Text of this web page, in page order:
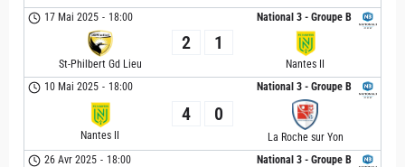
National 3 - Groupe B
17 Mai 2025 - 18:00
St-Philbert Gd Lieu
2 1
Nantes II
National 3 - Groupe B
10 Mai 2025 - 18:00
Nantes II
4 0
La Roche sur Yon
National 3 - Groupe B
26 Avr 2025 - 18:00